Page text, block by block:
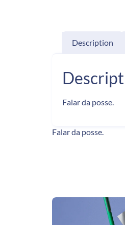
Description
Falar da posse.
Falar da posse.